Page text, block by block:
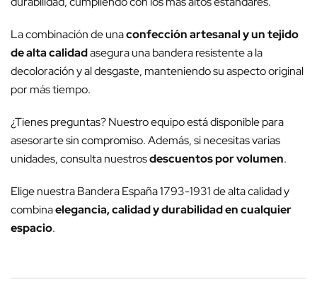
La combinación de unaconfección artesanal y un tejido
de alta calidadasegura una bandera resistente a la
decoloración y al desgaste, manteniendo su aspecto original
por más tiempo.
¿Tienes preguntas? Nuestro equipo está disponible para
asesorarte sin compromiso. Además, si necesitas varias
unidades, consulta nuestrosdescuentos por volumen.
Elige nuestra Bandera España 1793-1931 de alta calidad y
combinaelegancia, calidad y durabilidad en cualquier
espacio.